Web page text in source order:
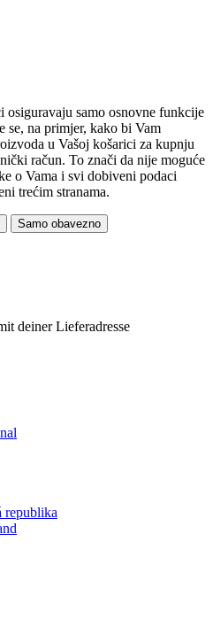
samo osnovne funkcije
se, na primjer, kako bi Vam
u Vašoj košarici za kupnju
račun. To znači da nije moguće
o Vama i svi dobiveni podaci
trećim stranama.
Samo obavezno
deiner Lieferadresse
republika